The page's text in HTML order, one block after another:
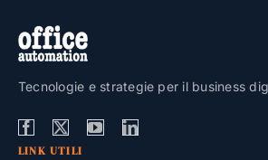
Tecnologie e strategie per il business
LINK UTILI